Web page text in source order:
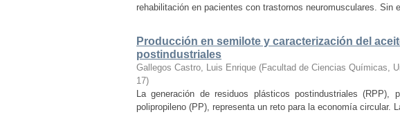
rehabilitación en pacientes con trastornos neuromusculares. Sin
Producción en semilote y caracterización del
postindustriales
Gallegos Castro, Luis Enrique (Facultad de Ciencias Químicas,
17)
La generación de residuos plásticos postindustriales
polipropileno (PP), representa un reto para la economía circular.